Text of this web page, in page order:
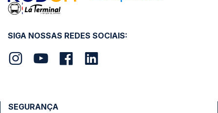
SIGA NOSSAS REDES SOCIAIS:
SEGURANÇA